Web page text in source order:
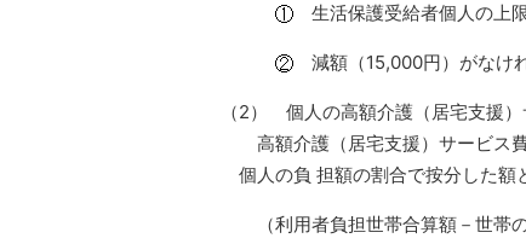
生活保護受給者個人の上
減額（15,000円）がなけ
（2） 個人の高額介護（居宅支援
高額介護（居宅支援）サービス
個人の負 担額の割合で按分した額
（利用者負担世帯合算額－世帯